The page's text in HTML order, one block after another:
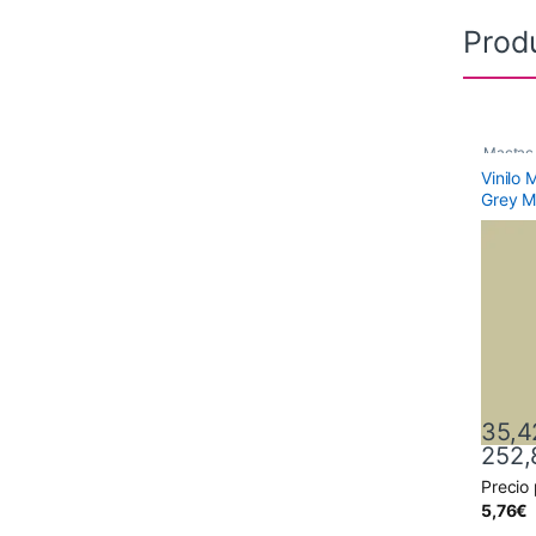
Mactac
Vinilo
Grey
Precio
5,76€
Este